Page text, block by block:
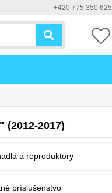
+420 775 350 625
(2012-2017)
a reproduktory
príslušenstvo